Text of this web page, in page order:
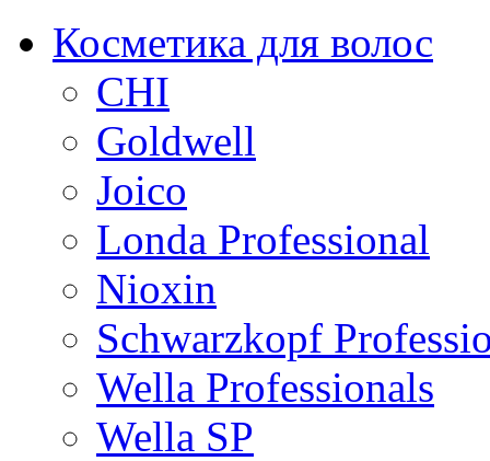
Косметика для волос
CHI
Goldwell
Joico
Londa Professional
Nioxin
Schwarzkopf
Wella Professionals
Wella SP